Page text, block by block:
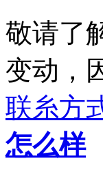
敬请了
变动，
联糸方
怎么样